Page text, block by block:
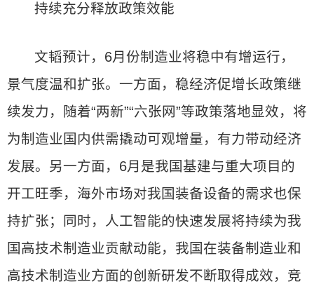
持续充分释放政策效能
文韬预计，6月份制造业将稳中有增运行，
景气度温和扩张。一方面，稳经济促增长政策继
续发力，随着“两新”“六张网”等政策落地显效，将
为制造业国内供需撬动可观增量，有力带动经济
发展。另一方面，6月是我国基建与重大项目的
开工旺季，海外市场对我国装备设备的需求也保
持扩张；同时，人工智能的快速发展将持续为我
国高技术制造业贡献动能，我国在装备制造业和
高技术制造业方面的创新研发不断取得成效，竞